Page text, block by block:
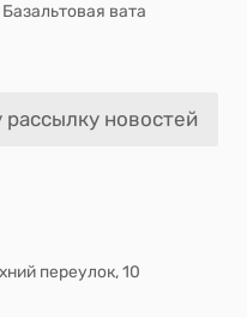
Базальтовая вата
новостей
переулок, 10